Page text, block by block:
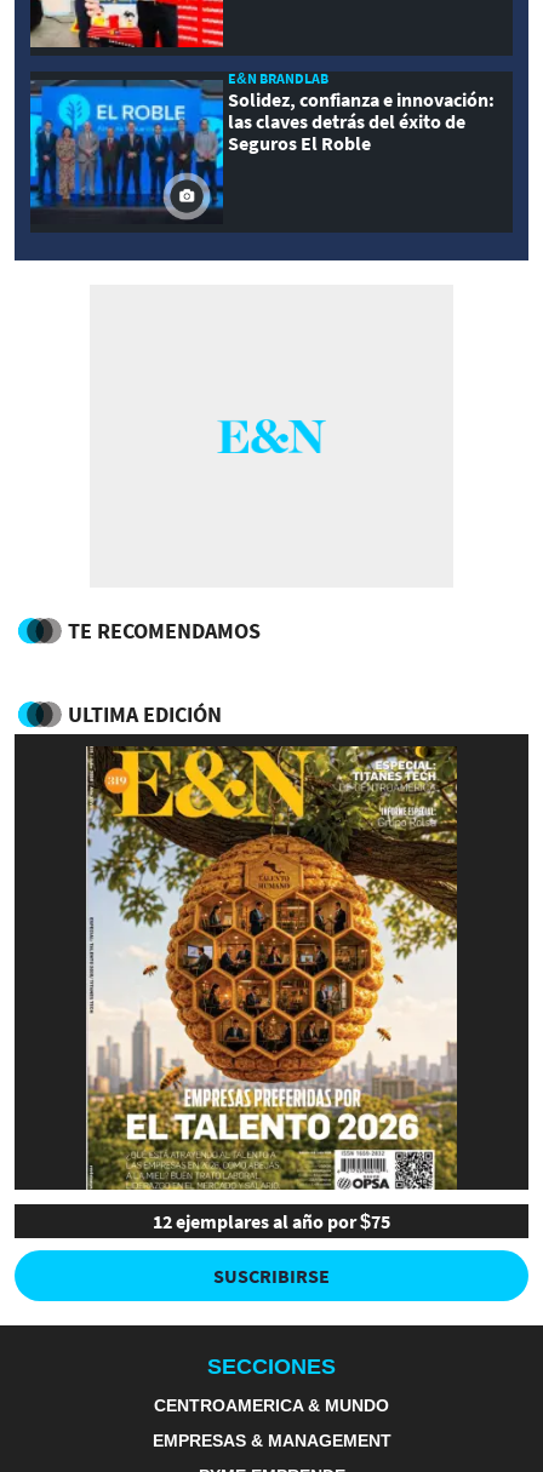
E&N BRANDLAB
Solidez, confianza e innovación:
las claves detrás del éxito de
Seguros El Roble
TE RECOMENDAMOS
ULTIMA EDICIÓN
12 ejemplares al año por $75
SUSCRIBIRSE
SECCIONES
CENTROAMERICA & MUNDO
EMPRESAS & MANAGEMENT